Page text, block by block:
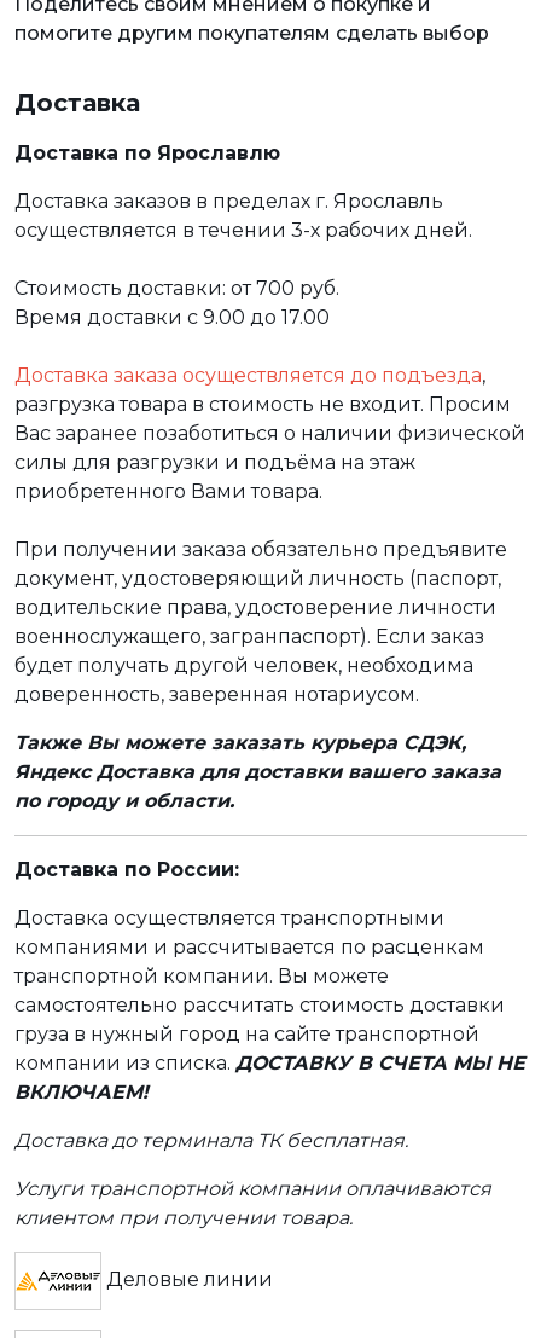
Поделитесь своим мнением о покупке и
помогите другим покупателям сделать выбор
Доставка
Доставка по Ярославлю
Доставка заказов в пределах г. Ярославль
осуществляется в течении 3-х рабочих дней.
Стоимость доставки: от 700 руб.
Время доставки с 9.00 до 17.00
Доставка заказа осуществляется до подъезда,
разгрузка товара в стоимость не входит. Просим
Вас заранее позаботиться о наличии физической
силы для разгрузки и подъёма на этаж
приобретенного Вами товара.
При получении заказа обязательно предъявите
документ, удостоверяющий личность (паспорт,
водительские права, удостоверение личности
военнослужащего, загранпаспорт). Если заказ
будет получать другой человек, необходима
доверенность, заверенная нотариусом.
Также Вы можете заказать курьера СДЭК,
Яндекс Доставка для доставки вашего заказа
по городу и области.
Доставка по России:
Доставка осуществляется транспортными
компаниями и рассчитывается по расценкам
транспортной компании. Вы можете
самостоятельно рассчитать стоимость доставки
груза в нужный город на сайте транспортной
компании из списка. ДОСТАВКУ В СЧЕТА МЫ НЕ
ВКЛЮЧАЕМ!
Доставка до терминала ТК бесплатная.
Услуги транспортной компании оплачиваются
клиентом при получении товара.
Деловые линии